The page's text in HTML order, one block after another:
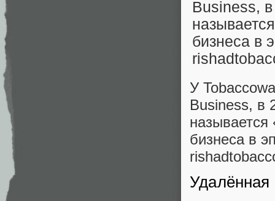
У
Business, в
бизнеса в
Удалённая